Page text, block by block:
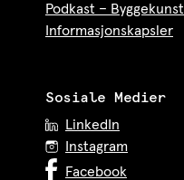
Podkast – Byggekunst
Informasjonskapsler
Sosiale Medier
LinkedIn
Instagram
Facebook